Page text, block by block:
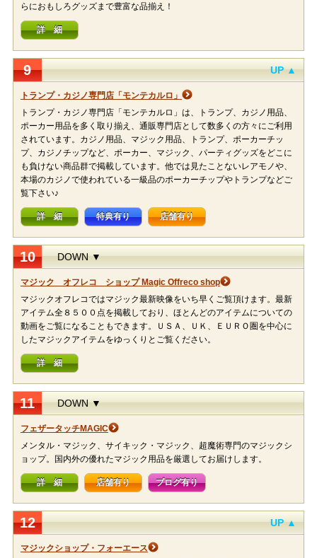
らにおもしろグッズまで豊富な品揃え！
詳 細
9 UP ▲
トランプ・カジノ専門店「モンテカルロ」
トランプ・カジノ専門店「モンテカルロ」は、トランプ、カジノ用品、
ポーカー用品を多く取り揃え、通販専門店として数多くの方々にご利用
されています。カジノ用品、マジック用品、トランプ、ポーカーチッ
プ、カジノチップなど、ポーカー、マジック、パーティグッズをどこに
も負けない商品群で掲載しています。他では見たことないレアモノや、
本場のカジノで使われている一級品のポーカーチップやトランプなどご
覧下さい♪
詳 細 特典有り 店舗有り
10 DOWN ▼
マジック オフレコ ショップ Magic Offreco shop
マジックオフレコではマジック最新映像をいち早くご覧頂けます。最新
アイテム全８５００点を掲載しており、ほとんどのアイテムについての
動画をご覧になることもできます。ＵＳＡ、ＵＫ、ＥＵＲＯ圏を中心に
したマジックアイテムをゆっくりとご覧ください。
詳 細
11 DOWN ▼
フェザータッチMAGIC
メンタル・マジック、サイキック・マジック、超魔術専門のマジックシ
ョップ。国内外の優れたマジック用品を厳選してお届けします。
詳 細 店舗有り ブログ有り
12 UP ▲
マジックショップ・フォーエース